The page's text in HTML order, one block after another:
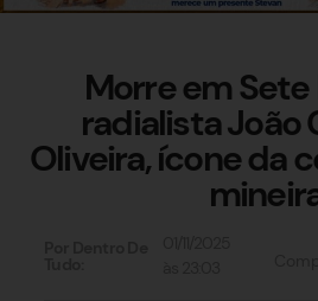
Morre em Sete
radialista João
Oliveira, ícone da